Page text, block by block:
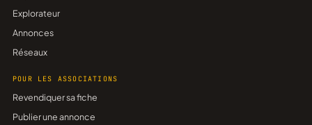
Explorateur
Annonces
Réseaux
POUR LES ASSOCIATIONS
Revendiquer sa fiche
Publier une annonce